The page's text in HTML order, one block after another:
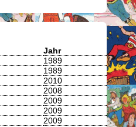
Jahr
1989
1989
2010
2008
2009
2009
2009